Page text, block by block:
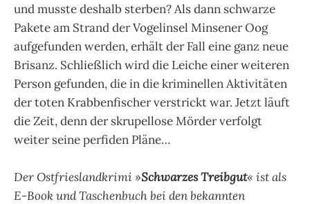
und musste deshalb sterben? Als dann schwarze
Pakete am Strand der Vogelinsel Minsener Oog
aufgefunden werden, erhält der Fall eine ganz neue
Brisanz. Schließlich wird die Leiche einer weiteren
Person gefunden, die in die kriminellen Aktivitäten
der toten Krabbenfischer verstrickt war. Jetzt läuft
die Zeit, denn der skrupellose Mörder verfolgt
weiter seine perfiden Pläne…
Der Ostfrieslandkrimi »Schwarzes Treibgut« ist als
E-Book und Taschenbuch bei den bekannten